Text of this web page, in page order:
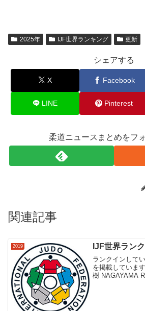
2025年 IJF世界ランキング 更新
シェアする
X Facebook
LINE Pinterest
柔道ニュースまとめをフ
関連記事
2019 IJF世界ラン
ランクインして
を掲載していま
樹 NAGAYAMA